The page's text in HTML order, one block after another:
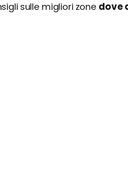
sulle migliori zone dove